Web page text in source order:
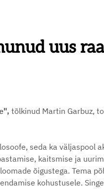
uus
tõlkinud Martin Garbuz,
seda ka väljaspool
kaitsmise ja
õigustega. Tema
kohustusele.